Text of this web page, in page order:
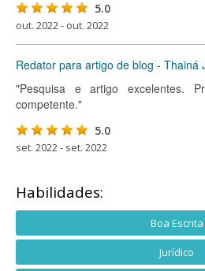
5.0
out. 2022 - out. 2022
Redator para artigo de blog - Thainá
"Pesquisa e artigo excelentes.
competente."
5.0
set. 2022 - set. 2022
Habilidades:
Boa Escrita
Jurídico